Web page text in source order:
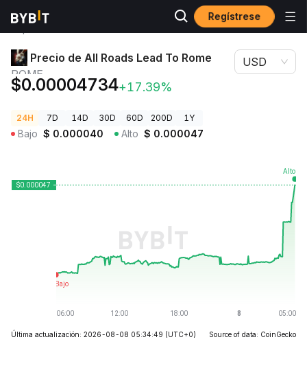
Regístrese
Precios de
Precio de All Roads Lead To Rome
Precio de All Roads Lead To Rome
ROME
$0.00004734+17.39%
USD
24H 7D 14D 30D 60D 200D 1Y
Bajo $ 0.000040 Alto $ 0.000047
Última actualización: 2026-08-08 05:34:49 (UTC+0) Source of data: CoinGecko